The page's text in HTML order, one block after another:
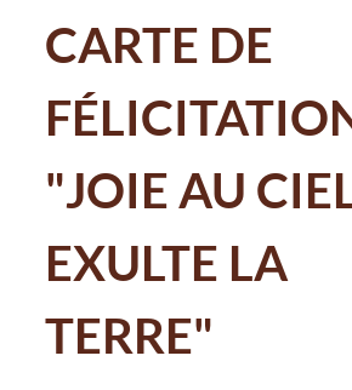
CARTE DE
"JOIE AU
EXULTE LA
TERRE"